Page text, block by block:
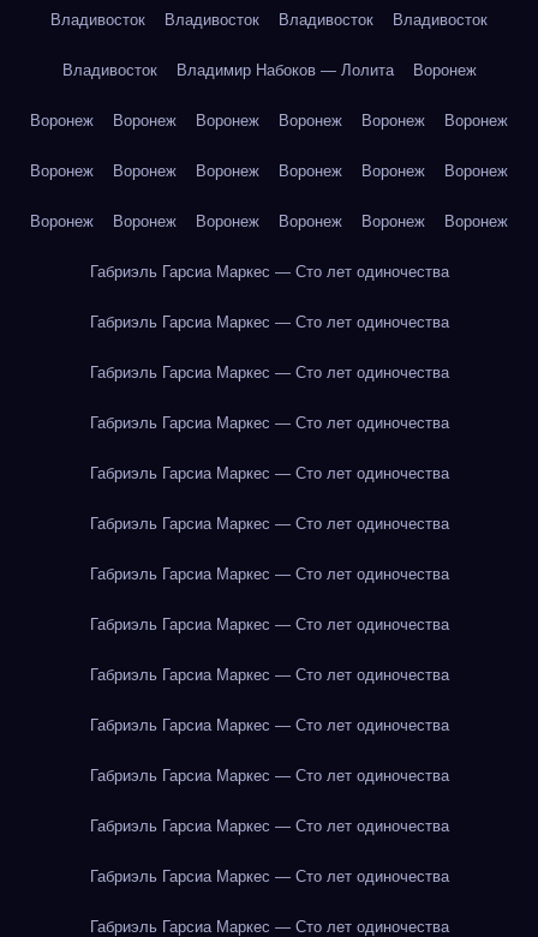
Владивосток Владивосток Владивосток Владивосток
Владивосток Владимир Набоков — Лолита Воронеж
Воронеж Воронеж Воронеж Воронеж Воронеж Воронеж
Воронеж Воронеж Воронеж Воронеж Воронеж Воронеж
Воронеж Воронеж Воронеж Воронеж Воронеж Воронеж
Габриэль Гарсиа Маркес — Сто лет одиночества
Габриэль Гарсиа Маркес — Сто лет одиночества
Габриэль Гарсиа Маркес — Сто лет одиночества
Габриэль Гарсиа Маркес — Сто лет одиночества
Габриэль Гарсиа Маркес — Сто лет одиночества
Габриэль Гарсиа Маркес — Сто лет одиночества
Габриэль Гарсиа Маркес — Сто лет одиночества
Габриэль Гарсиа Маркес — Сто лет одиночества
Габриэль Гарсиа Маркес — Сто лет одиночества
Габриэль Гарсиа Маркес — Сто лет одиночества
Габриэль Гарсиа Маркес — Сто лет одиночества
Габриэль Гарсиа Маркес — Сто лет одиночества
Габриэль Гарсиа Маркес — Сто лет одиночества
Габриэль Гарсиа Маркес — Сто лет одиночества